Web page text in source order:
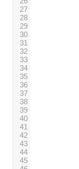
27
28
29
30
31
32
33
34
35
36
37
38
39
40
41
42
43
44
45